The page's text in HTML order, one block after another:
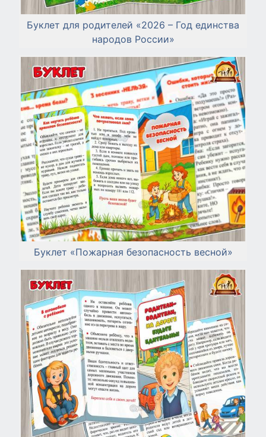
Буклет для родителей «2026 – Год единства
народов России»
Буклет «Пожарная безопасность весной»